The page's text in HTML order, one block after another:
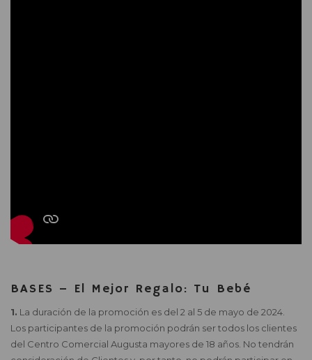
BASES – El Mejor Regalo: Tu Bebé
1. La duración de la promoción es del 2 al 5 de mayo de 2024.
Los participantes de la promoción podrán ser todos los clientes
del Centro Comercial Augusta mayores de 18 años. No tendrán